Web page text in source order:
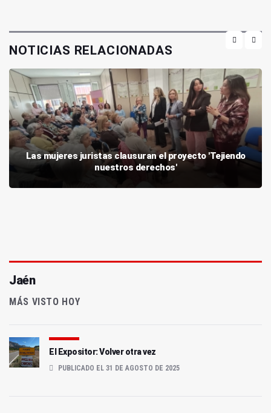
NOTICIAS RELACIONADAS
Las mujeres juristas clausuran el proyecto 'Tejiendo
nuestros derechos'
Jaén
MÁS VISTO HOY
El Expositor: Volver otra vez
PUBLICADO EL 31 DE AGOSTO DE 2025